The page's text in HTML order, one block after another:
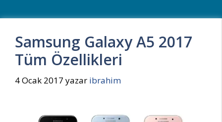
Samsung Galaxy A5 2017
Tüm Özellikleri
4 Ocak 2017 yazar ibrahim